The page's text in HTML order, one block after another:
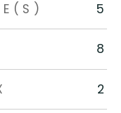
5
8
2